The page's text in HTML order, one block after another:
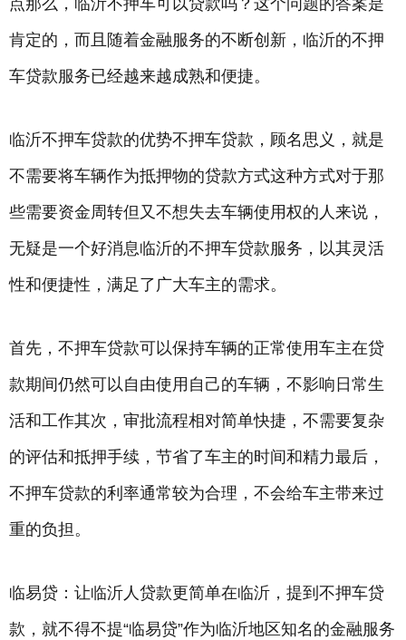
点那么，临沂不押车可以贷款吗？这个问题的答案是
肯定的，而且随着金融服务的不断创新，临沂的不押
车贷款服务已经越来越成熟和便捷。
临沂不押车贷款的优势不押车贷款，顾名思义，就是
不需要将车辆作为抵押物的贷款方式这种方式对于那
些需要资金周转但又不想失去车辆使用权的人来说，
无疑是一个好消息临沂的不押车贷款服务，以其灵活
性和便捷性，满足了广大车主的需求。
首先，不押车贷款可以保持车辆的正常使用车主在贷
款期间仍然可以自由使用自己的车辆，不影响日常生
活和工作其次，审批流程相对简单快捷，不需要复杂
的评估和抵押手续，节省了车主的时间和精力最后，
不押车贷款的利率通常较为合理，不会给车主带来过
重的负担。
临易贷：让临沂人贷款更简单在临沂，提到不押车贷
款，就不得不提“临易贷”作为临沂地区知名的金融服务